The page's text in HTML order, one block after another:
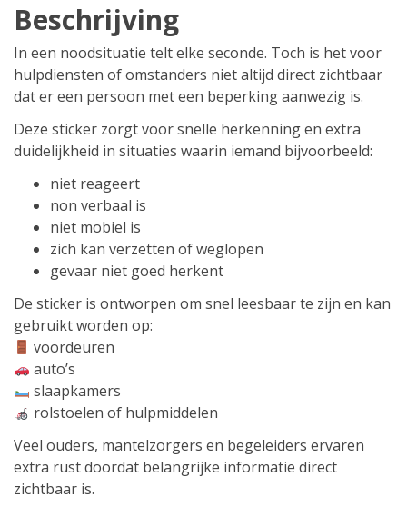
beperking’
–
Voor
hulpdiensten
noodsituaties
aantal
Beschrijving
In een noodsituatie telt elke seconde. Toch is het voor
hulpdiensten of omstanders niet altijd direct zichtbaar
dat er een persoon met een beperking aanwezig is.
Deze sticker zorgt voor snelle herkenning en extra
duidelijkheid in situaties waarin iemand bijvoorbeeld:
niet reageert
non verbaal is
niet mobiel is
zich kan verzetten of weglopen
gevaar niet goed herkent
De sticker is ontworpen om snel leesbaar te zijn en kan
gebruikt worden op:
voordeuren
auto’s
slaapkamers
rolstoelen of hulpmiddelen
Veel ouders, mantelzorgers en begeleiders ervaren
extra rust doordat belangrijke informatie direct
zichtbaar is.